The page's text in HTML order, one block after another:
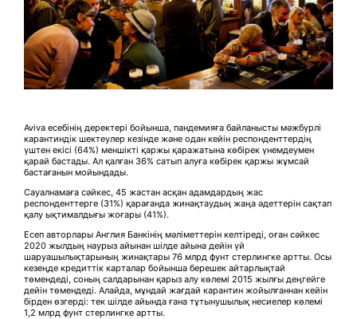
Aviva есебінің деректері бойынша, пандемияға байланысты мәжбүрлі
карантиндік шектеулер кезінде және одан кейін респонденттердің
үштен екісі (64%) меншікті қаржы қаражатына көбірек үнемдеумен
қарай бастады. Ал қалған 36% сатып алуға көбірек қаржы жұмсай
бастағанын мойындады.
Сауалнамаға сәйкес, 45 жастан асқан адамдардың жас
респонденттерге (31%) қарағанда жинақтаудың жаңа әдеттерін сақтап
қалу ықтималдығы жоғары (41%).
Есеп авторлары Англия Банкінің мәліметтерін келтіреді, оған сәйкес
2020 жылдың наурыз айынан шілде айына дейін үй
шаруашылықтарының жинақтары 76 млрд фунт стерлингке артты. Осы
кезеңде кредиттік карталар бойынша берешек айтарлықтай
төмендеді, соның салдарынан қарыз алу көлемі 2015 жылғы деңгейге
дейін төмендеді. Алайда, мұндай жағдай карантин жойылғаннан кейін
бірден өзгерді: тек шілде айында ғана тұтынушылық несиелер көлемі
1,2 млрд фунт стерлингке артты.